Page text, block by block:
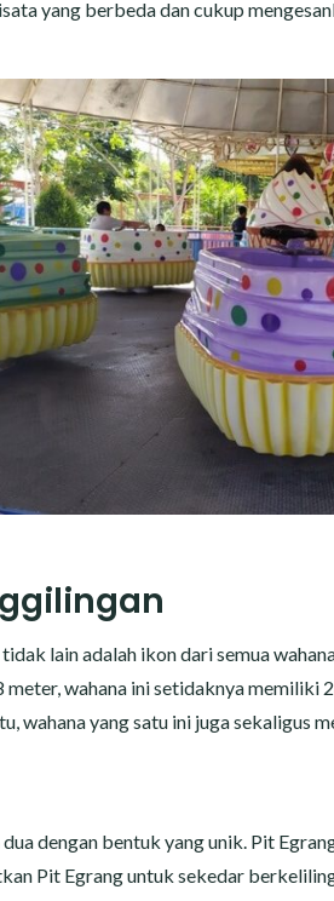
yang berbeda dan cukup
lain adalah ikon dari semua
wahana ini setidaknya memiliki
wahana yang satu ini juga sekaligus
dengan bentuk yang unik. Pit
Pit Egrang untuk sekedar